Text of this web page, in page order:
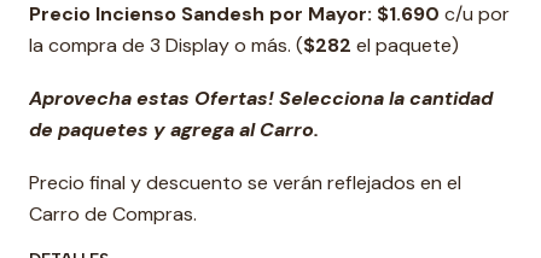
Precio Incienso Sandesh por Mayor: $1.690 c/u por
la compra de 3 Display o más. ($282 el paquete)
Aprovecha estas Ofertas! Selecciona la cantidad
de paquetes y agrega al Carro.
Precio final y descuento se verán reflejados en el
Carro de Compras.